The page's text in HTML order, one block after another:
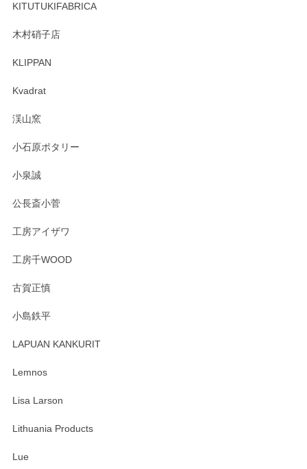
KITUTUKIFABRICA
木村硝子店
KLIPPAN
Kvadrat
渓山窯
小石原ポタリー
小泉誠
公長斎小菅
工房アイザワ
工房千WOOD
古賀正慎
小島鉄平
LAPUAN KANKURIT
Lemnos
Lisa Larson
Lithuania Products
Lue